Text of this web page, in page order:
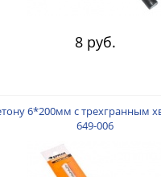
8 руб.
6*200мм с трехгранным
649-006